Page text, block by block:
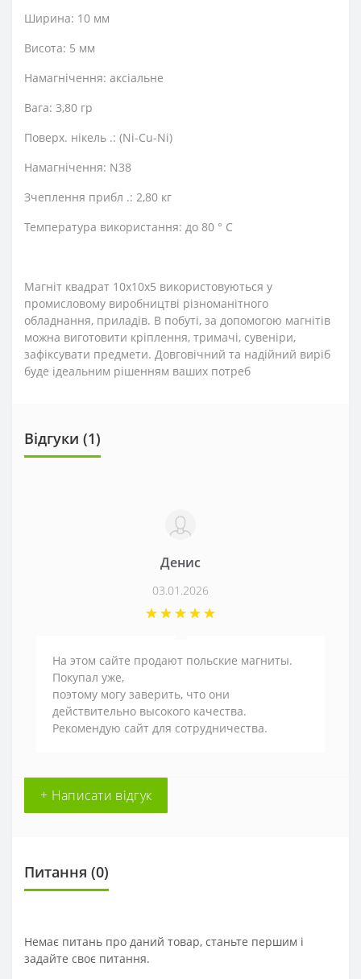
Ширина: 10 мм
Висота: 5 мм
Намагнічення: аксіальне
Вага: 3,80 гр
Поверх. нікель .: (Ni-Cu-Ni)
Намагнічення: N38
Зчеплення прибл .: 2,80 кг
Температура використання: до 80 ° C
Магніт квадрат 10х10х5 використовуються у
промисловому виробництві різноманітного
обладнання, приладів. В побуті, за допомогою магнітів
можна виготовити кріплення, тримачі, сувеніри,
зафіксувати предмети. Довговічний та надійний виріб
буде ідеальним рішенням ваших потреб
Відгуки (1)
Денис
03.01.2026
На этом сайте продают польские магниты.
Покупал уже,
поэтому могу заверить, что они
действительно высокого качества.
Рекомендую сайт для сотрудничества.
+ Написати відгук
Питання (0)
Немає питань про даний товар, станьте першим і
задайте своє питання.